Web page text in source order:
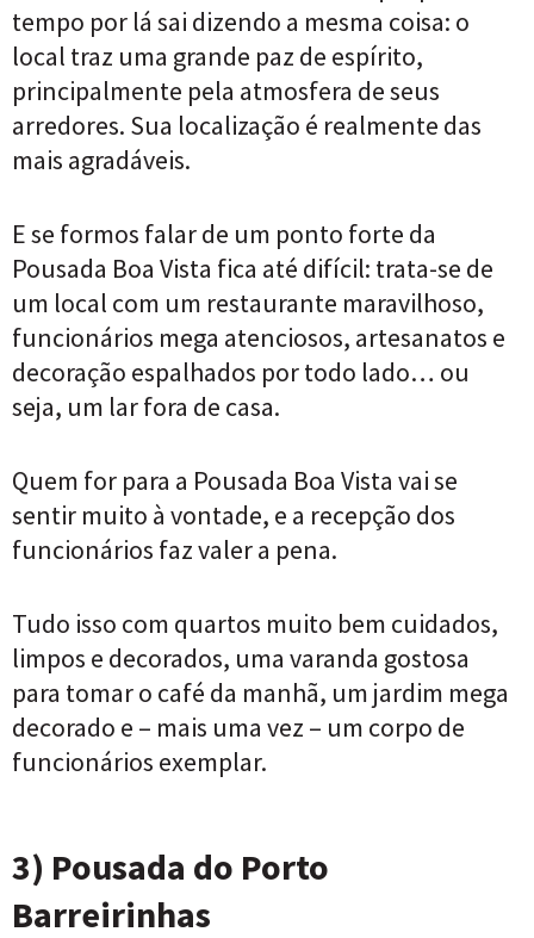
tempo por lá sai dizendo a mesma coisa: o
local traz uma grande paz de espírito,
principalmente pela atmosfera de seus
arredores. Sua localização é realmente das
mais agradáveis.
E se formos falar de um ponto forte da
Pousada Boa Vista fica até difícil: trata-se de
um local com um restaurante maravilhoso,
funcionários mega atenciosos, artesanatos e
decoração espalhados por todo lado… ou
seja, um lar fora de casa.
Quem for para a Pousada Boa Vista vai se
sentir muito à vontade, e a recepção dos
funcionários faz valer a pena.
Tudo isso com quartos muito bem cuidados,
limpos e decorados, uma varanda gostosa
para tomar o café da manhã, um jardim mega
decorado e – mais uma vez – um corpo de
funcionários exemplar.
3) Pousada do Porto
Barreirinhas